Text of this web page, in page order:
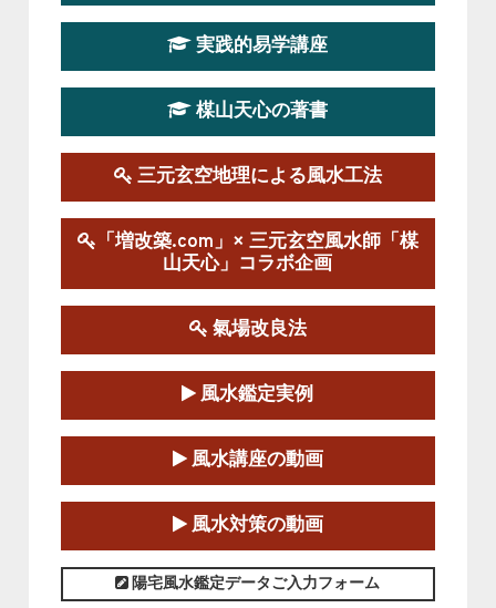
第19期立命塾実践的四柱推命学講座
2026-03-20～2026-07-19
第１９期立命塾実践的風水学講座
この講座の募集は終了しました。
陰宅三元玄空風水講座
2025-06-07～2025-06-08
この講座の募集は終了しました。
第１８期立命塾『実践的易学講座』
2025-06-21～2025-08-24
この講座の募集は終了しました。
第１８期立命塾「実践的四柱立命学（四
柱推命学）講座」
2025-01-11～2025-05-11
この講座の募集は終了しました。
実践的易学講座
楳山天心の著書
三元玄空地理による風水工法
「増改築.com」× 三元玄空風水師「楳
山天心」コラボ企画
氣場改良法
風水鑑定実例
風水講座の動画
風水対策の動画
陽宅風水鑑定データご入力フォーム